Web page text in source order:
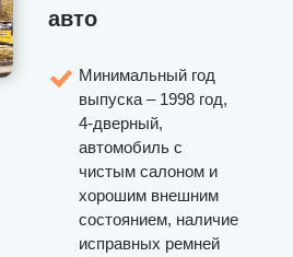
авто
Минимальный год
выпуска – 1998 год,
4-дверный,
автомобиль с
чистым салоном и
хорошим внешним
состоянием, наличие
исправных ремней